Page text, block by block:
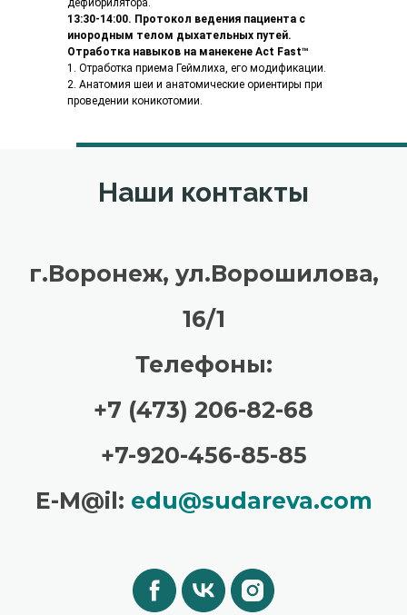
дефибрилятора.
13:30-14:00. Протокол ведения пациента с
инородным телом дыхательных путей.
Отработка навыков на манекене Act Fast™
1. Отработка приема Геймлиха, его модификации.
2. Анатомия шеи и анатомические ориентиры при
проведении коникотомии.
Наши контакты
г.Воронеж, ул.Ворошилова,
16/1
Телефоны:
+7 (473) 206-82-68
+7-920-456-85-85
E-M@il: edu@sudareva.com